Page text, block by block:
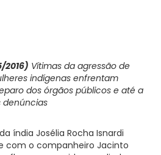
2016) Vítimas da agressão de
indígenas enfrentam
dos órgãos públicos e até a
denúncias
índia Josélia Rocha Isnardi
com o companheiro Jacinto